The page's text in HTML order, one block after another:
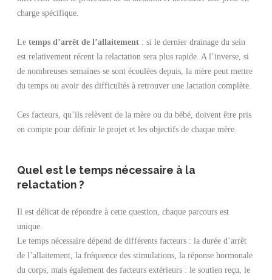
charge spécifique.
Le temps d’arrêt de l’allaitement: si le dernier drainage du sein
est relativement récent la relactation sera plus rapide. A l’inverse, si
de nombreuses semaines se sont écoulées depuis, la mère peut mettre
du temps ou avoir des difficultés à retrouver une lactation complète.
Ces facteurs, qu’ils relèvent de la mère ou du bébé, doivent être pris
en compte pour définir le projet et les objectifs de chaque mère.
Quel est le temps nécessaire à la
relactation ?
Il est délicat de répondre à cette question, chaque parcours est
unique.
Le temps nécessaire dépend de différents facteurs : la durée d’arrêt
de l’allaitement, la fréquence des stimulations, la réponse hormonale
du corps, mais également des facteurs extérieurs : le soutien reçu, le